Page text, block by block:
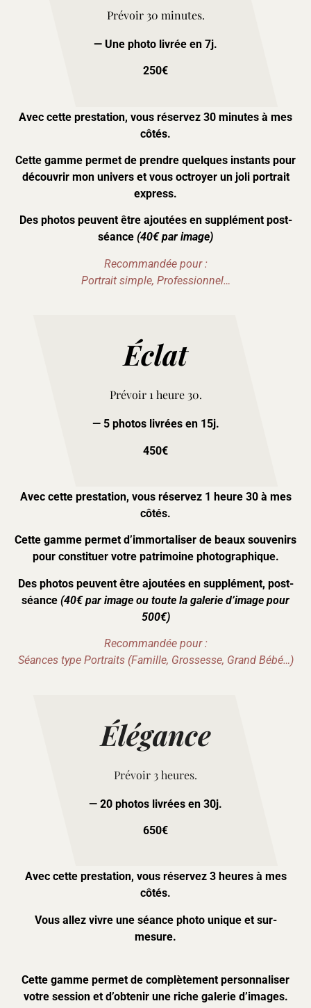
Prévoir 30 minutes.
— Une photo livrée en 7j.
250€
Avec cette prestation, vous réservez 30 minutes à mes
côtés.
Cette gamme permet de prendre quelques instants pour
découvrir mon univers et vous octroyer un joli portrait
express.
Des photos peuvent être ajoutées en supplément post-
séance (40€ par image)
Recommandée pour :
Portrait simple, Professionnel…
Éclat
Prévoir 1 heure 30.
— 5 photos livrées en 15j.
450€
Avec cette prestation, vous réservez 1 heure 30 à mes
côtés.
Cette gamme permet d’immortaliser de beaux souvenirs
pour constituer votre patrimoine photographique.
Des photos peuvent être ajoutées en supplément, post-
séance (40€ par image ou toute la galerie d’image pour
500€)
Recommandée pour :
Séances type Portraits (Famille, Grossesse, Grand Bébé…)
Élégance
Prévoir 3 heures.
— 20 photos livrées en 30j.
650€
Avec cette prestation, vous réservez 3 heures à mes
côtés.
Vous allez vivre une séance photo unique et sur-
mesure.
Cette gamme permet de complètement personnaliser
votre session et d’obtenir une riche galerie d’images.